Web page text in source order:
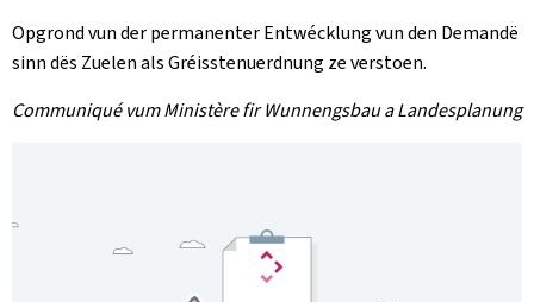
Opgrond vun der permanenter Entwécklung vun den Demandë
sinn dës Zuelen als Gréisstenuerdnung ze verstoen.
Communiqué vum Ministère fir Wunnengsbau a Landesplanung